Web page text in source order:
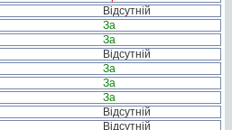
Відсутній
За
За
Відсутній
За
За
За
Відсутній
Відсутній